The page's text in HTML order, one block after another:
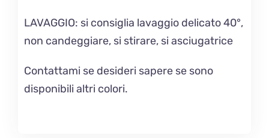
LAVAGGIO: si consiglia lavaggio delicato 40°,
non candeggiare, si stirare, si asciugatrice
Contattami se desideri sapere se sono
disponibili altri colori.